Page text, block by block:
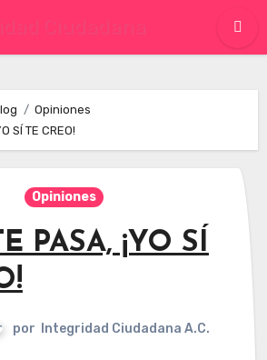
Opiniones
SÍ TE CREO!
Opiniones
PASA, ¡YO SÍ
por
Integridad Ciudadana A.C.